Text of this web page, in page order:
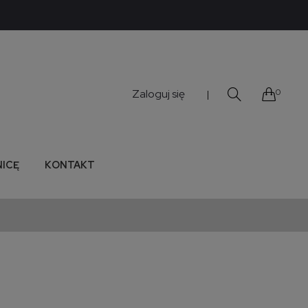
Zaloguj się | 0
KONTAKT